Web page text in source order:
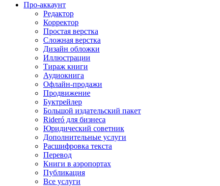
Про-аккаунт
Редактор
Корректор
Простая верстка
Сложная верстка
Дизайн обложки
Иллюстрации
Тираж книги
Аудиокнига
Офлайн-продажи
Продвижение
Буктрейлер
Большой издательский пакет
Rideró для бизнеса
Юридический советник
Дополнительные услуги
Расшифровка текста
Перевод
Книги в аэропортах
Публикация
Все услуги